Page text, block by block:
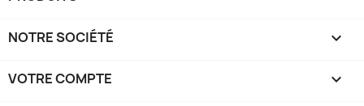
NOTRE SOCIÉTÉ 
VOTRE COMPTE 